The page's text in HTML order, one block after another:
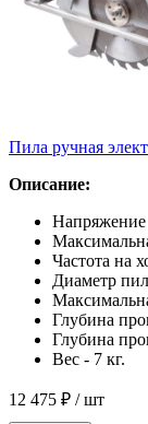
Пила ручная
Описание:
Частота на
Диаметр
Глубина
Глубина
Вес - 7 кг.
12 475 ₽ / шт